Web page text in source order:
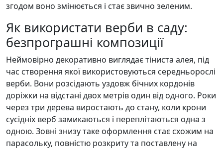
згодом воно змінюється і стає звично зеленим.
Як використати верби в саду:
безпрограшні композиції
Неймовірно декоративно виглядає тіниста алея, під
час створення якої використовуються середньорослі
верби. Вони розсідають уздовж бічних кордонів
доріжки на відстані двох метрів один від одного. Роки
через три дерева виростають до стану, коли крони
сусідніх верб замикаються і переплітаються одна з
одною. Зовні знизу таке оформлення стає схожим на
парасольку, повністю розкриту та поставлену на